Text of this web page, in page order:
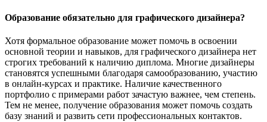
Образование обязательно для графического дизайнера?
Хотя формальное образование может помочь в освоении
основной теории и навыков, для графического дизайнера нет
строгих требований к наличию диплома. Многие дизайнеры
становятся успешными благодаря самообразованию, участию
в онлайн-курсах и практике. Наличие качественного
портфолио с примерами работ зачастую важнее, чем степень.
Тем не менее, получение образования может помочь создать
базу знаний и развить сети профессиональных контактов.